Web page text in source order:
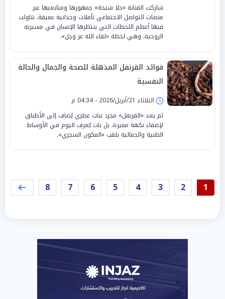
شاركت الفنانة «حلا شيحة» جمهورها ومتابعيها عبر
منصات التواصل الاجتماعي تأملات وجدانية عميقة، تناولت
فيها أعظم اللحظات التي ينتظرها الإنسان في مسيرته
الروحية، وهي لحظة «لقاء الله عز وجل».
فوائد القرنفل المذهلة للصحة والجمال والحالة
النفسية
الثلاثاء 21/أبريل/2026 - 04:34 م
لم يعد «القرنفل» مجرد نبات عطري يُضاف إلى الأطباق
لإضفاء نكهة مميزة، بل بات يُعرف اليوم في الأوساط
الطبية والجمالية بلقب «المكون السحري».
1
2
3
4
5
6
7
8